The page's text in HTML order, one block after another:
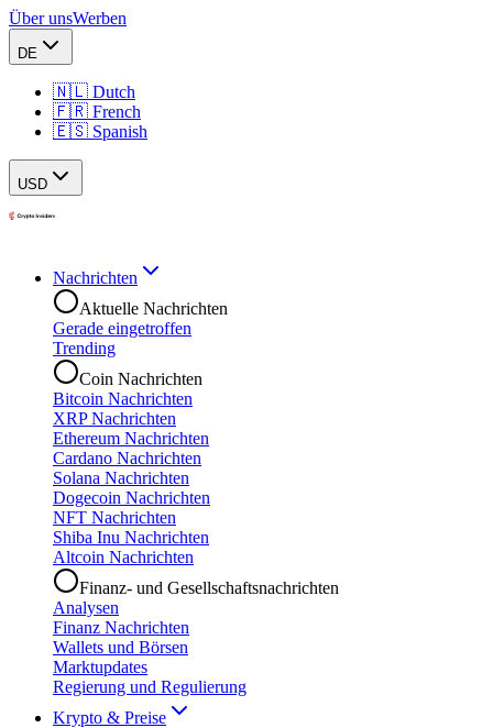
Über unsWerben
DE
🇳🇱 Dutch
🇫🇷 French
🇪🇸 Spanish
USD
Nachrichten
Aktuelle Nachrichten
Gerade eingetroffen
Trending
Coin Nachrichten
Bitcoin Nachrichten
XRP Nachrichten
Ethereum Nachrichten
Cardano Nachrichten
Solana Nachrichten
Dogecoin Nachrichten
NFT Nachrichten
Shiba Inu Nachrichten
Altcoin Nachrichten
Finanz- und Gesellschaftsnachrichten
Analysen
Finanz Nachrichten
Wallets und Börsen
Marktupdates
Regierung und Regulierung
Krypto & Preise